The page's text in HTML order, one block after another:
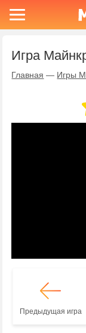
Игра
Главная — Игры
Предыдущая игра